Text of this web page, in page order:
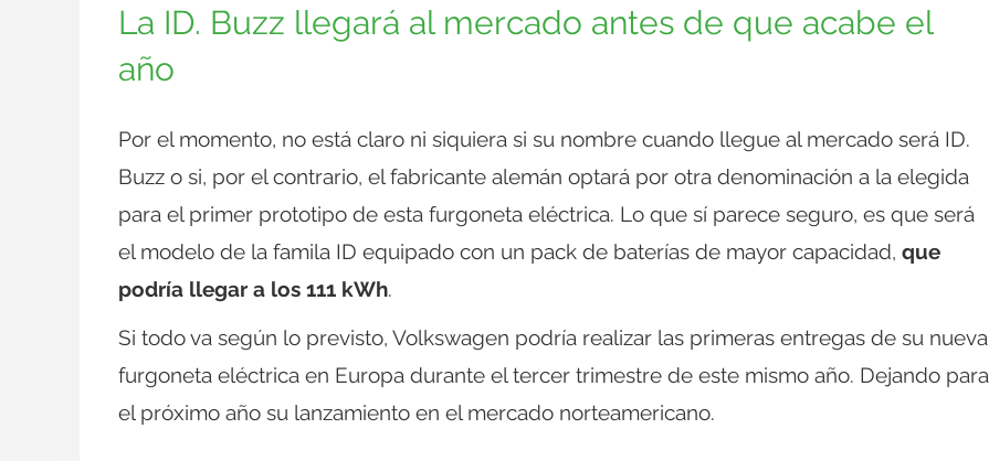
La ID. Buzz llegará al mercado antes de que acabe el
año
Por el momento, no está claro ni siquiera si su nombre cuando llegue al mercado será ID.
Buzz o si, por el contrario, el fabricante alemán optará por otra denominación a la elegida
para el primer prototipo de esta furgoneta eléctrica. Lo que sí parece seguro, es que será
el modelo de la famila ID equipado con un pack de baterías de mayor capacidad, que
podría llegar a los 111 kWh.
Si todo va según lo previsto, Volkswagen podría realizar las primeras entregas de su nueva
furgoneta eléctrica en Europa durante el tercer trimestre de este mismo año. Dejando para
el próximo año su lanzamiento en el mercado norteamericano.